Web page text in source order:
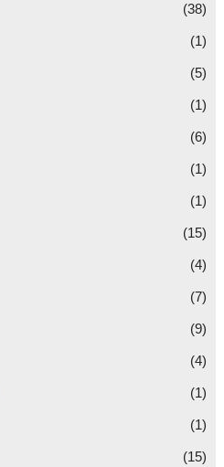
(38)
(1)
(5)
(1)
(6)
(1)
(1)
(15)
(4)
(7)
(9)
(4)
(1)
(1)
(15)